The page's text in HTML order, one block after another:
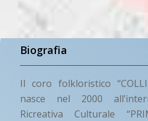
Biografia
Il coro folkloristico
nasce nel 2000
Ricreativa Culturale